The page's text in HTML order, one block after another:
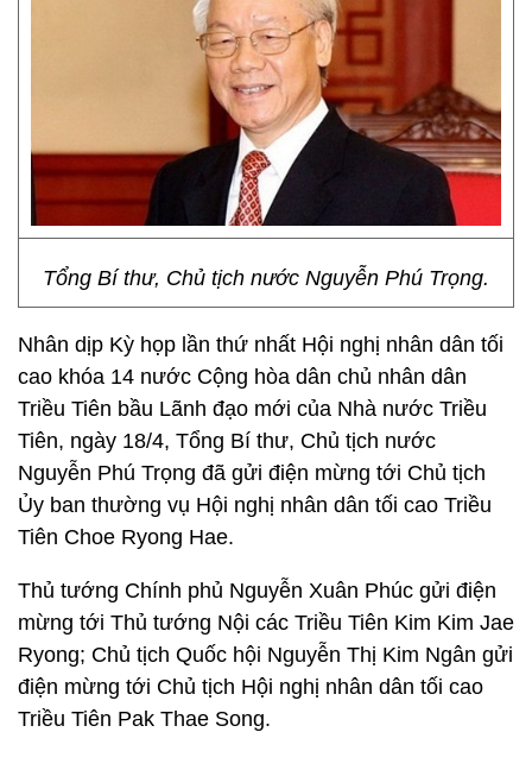
Tổng Bí thư, Chủ tịch nước Nguyễn Phú Trọng.
Nhân dịp Kỳ họp lần thứ nhất Hội nghị nhân dân tối
cao khóa 14 nước Cộng hòa dân chủ nhân dân
Triều Tiên bầu Lãnh đạo mới của Nhà nước Triều
Tiên, ngày 18/4, Tổng Bí thư, Chủ tịch nước
Nguyễn Phú Trọng đã gửi điện mừng tới Chủ tịch
Ủy ban thường vụ Hội nghị nhân dân tối cao Triều
Tiên Choe Ryong Hae.
Thủ tướng Chính phủ Nguyễn Xuân Phúc gửi điện
mừng tới Thủ tướng Nội các Triều Tiên Kim Kim Jae
Ryong; Chủ tịch Quốc hội Nguyễn Thị Kim Ngân gửi
điện mừng tới Chủ tịch Hội nghị nhân dân tối cao
Triều Tiên Pak Thae Song.